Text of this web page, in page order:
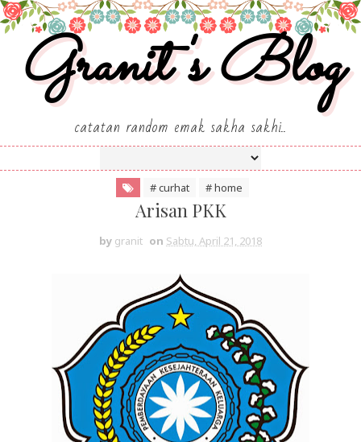
Granit's Blog
catatan random emak sakha sakhi..
# curhat # home
Arisan PKK
by granit on Sabtu, April 21, 2018